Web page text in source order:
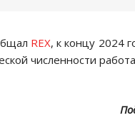
REX, к концу 2024
численности